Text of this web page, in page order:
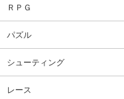
ＲＰＧ
パズル
シューティング
レース